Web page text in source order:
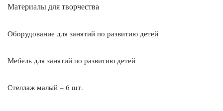
Материалы для творчества
Оборудование для занятий по развитию детей
Мебель для занятий по развитию детей
Стеллаж малый – 6 шт.